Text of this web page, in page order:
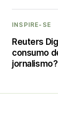
INSPIRE-SE
Reuters
consumo
jornalismo?